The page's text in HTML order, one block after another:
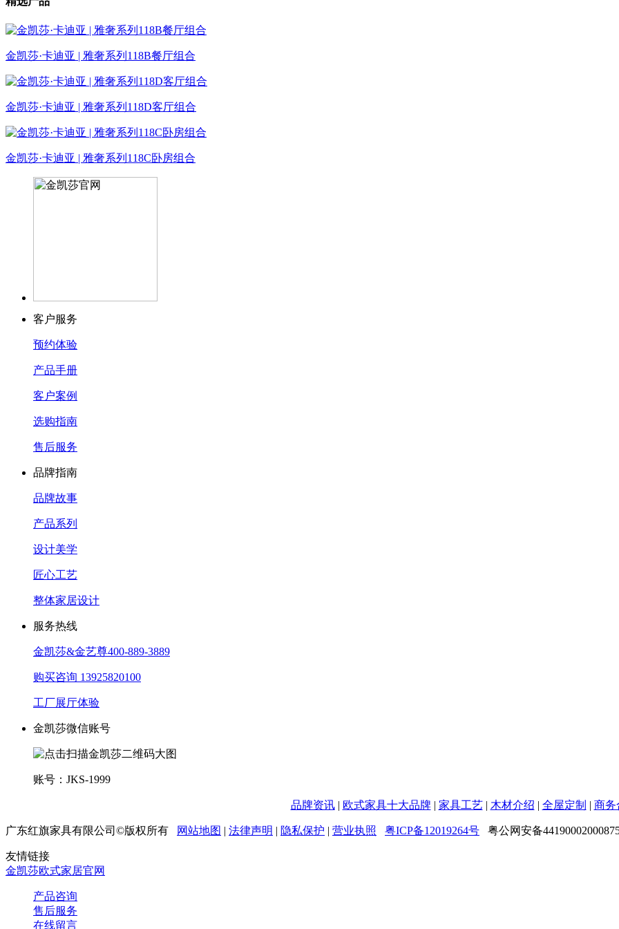
金凯莎·卡迪亚 | 雅奢系列118B餐厅组合
金凯莎·卡迪亚 | 雅奢系列118D客厅组合
金凯莎·卡迪亚 | 雅奢系列118C卧房组合
客户服务
预约体验
产品手册
客户案例
选购指南
售后服务
品牌指南
品牌故事
产品系列
设计美学
匠心工艺
整体家居设计
服务热线
金凯莎&金艺尊400-889-3889
购买咨询 13925820100
工厂展厅体验
金凯莎微信账号
账号：JKS-1999
品牌资讯 欧式家具十大品牌 家具工艺 木材介绍 全屋定制 商务
广东红旗家具有限公司©版权所有 网站地图 法律声明 隐私保护 营业执照 粤ICP备12019264号 粤公网安备
友情链接
金凯莎欧式家居官网
产品咨询
售后服务
在线留言